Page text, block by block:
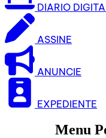
DIARIO
ASSINE
ANUNCIE
EXPEDIENTE
Menu